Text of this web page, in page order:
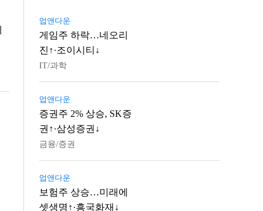
업앤다운
게임주 하락…네오리
진↑·조이시티↓
IT/과학
업앤다운
증권주 2% 상승, SK증
권↑·삼성증권↓
금융/증권
업앤다운
보험주 상승…미래에
셋생명↑·흥국화재↓